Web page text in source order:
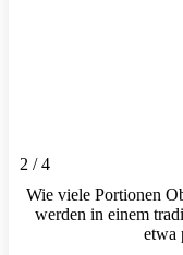
2 / 4
Wie viele Portionen
werden in einem
etwa